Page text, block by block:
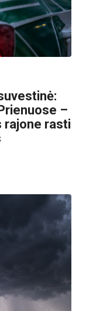
–
rajone rasti